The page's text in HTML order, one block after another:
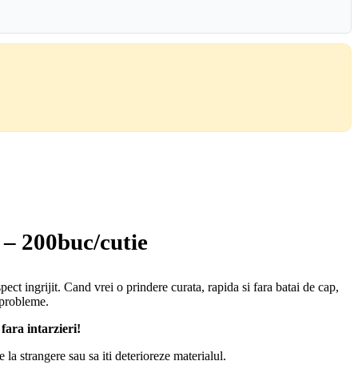
200buc/cutie
ingrijit. Cand vrei o prindere curata, rapida si fara batai de cap,
intarzieri!
strangere sau sa iti deterioreze materialul.